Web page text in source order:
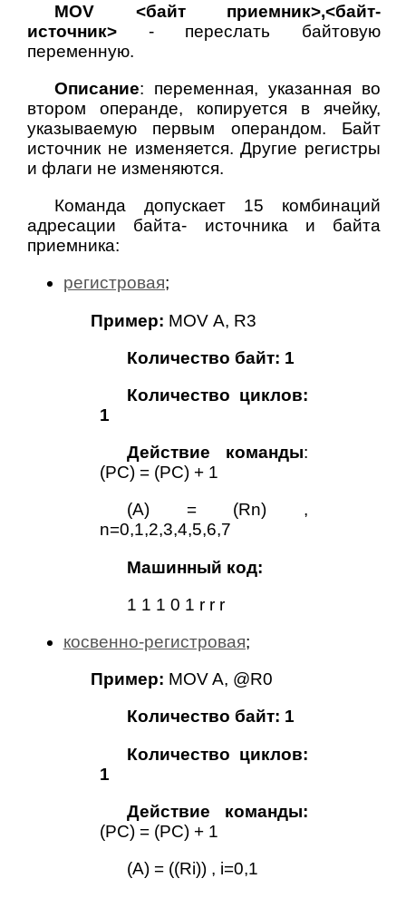
MOV <байт приемник>,<байт-
источник>- переслать байтовую
переменную.
Описание: переменная, указанная во
втором операнде, копируется в ячейку,
указываемую первым операндом. Байт
источник не изменяется. Другие регистры
и флаги не изменяются.
Команда допускает 15 комбинаций
адресации байта- источника и байта
приемника:
регистровая;
Пример: MOV A, R3
Количество байт: 1
Количество циклов:
1
Действие команды:
(PC) = (PC) + 1
(A) = (Rn) ,
n=0,1,2,3,4,5,6,7
Машинный код:
1 1 1 0 1 r r r
косвенно-регистровая;
Пример: MOV A, @R0
Количество байт: 1
Количество циклов:
1
Действие команды:
(PC) = (PC) + 1
(A) = ((Ri)) , i=0,1